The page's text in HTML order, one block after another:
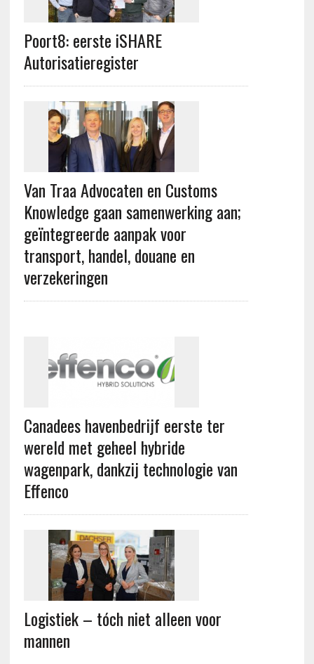
Poort8: eerste iSHARE
Autorisatieregister
Van Traa Advocaten en Customs
Knowledge gaan samenwerking aan;
geïntegreerde aanpak voor
transport, handel, douane en
verzekeringen
Canadees havenbedrijf eerste ter
wereld met geheel hybride
wagenpark, dankzij technologie van
Effenco
Logistiek – tóch niet alleen voor
mannen